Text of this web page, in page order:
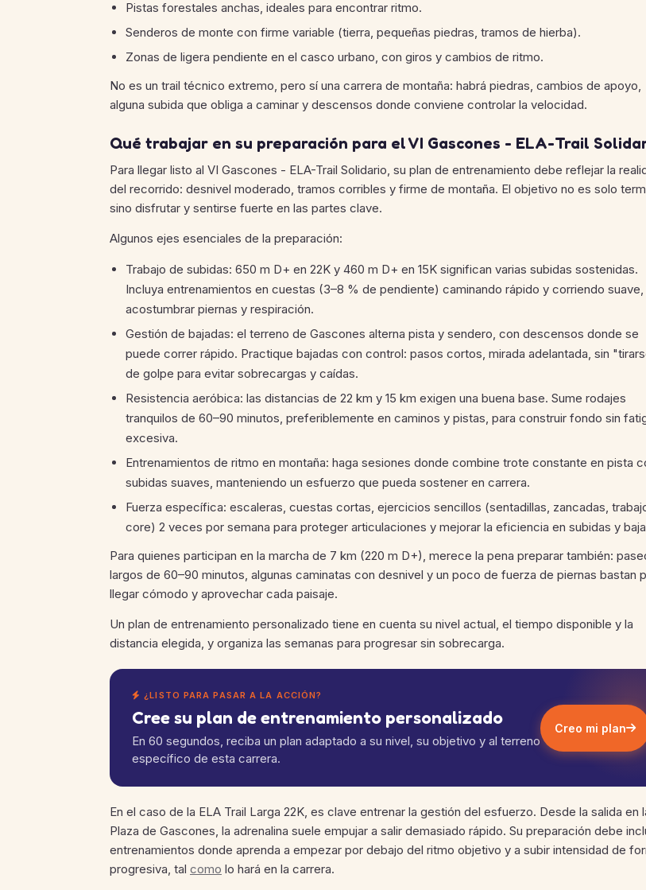
Pistas forestales anchas, ideales para encontrar ritmo.
Senderos de monte con firme variable (tierra, pequeñas piedras, tramos de hierba).
Zonas de ligera pendiente en el casco urbano, con giros y cambios de ritmo.
No es un trail técnico extremo, pero sí una carrera de montaña: habrá piedras, cambios de apoyo,
alguna subida que obliga a caminar y descensos donde conviene controlar la velocidad.
Qué trabajar en su preparación para el VI Gascones - ELA-Trail
Para llegar listo al VI Gascones - ELA-Trail Solidario, su plan de entrenamiento debe reflejar la
del recorrido: desnivel moderado, tramos corribles y firme de montaña. El objetivo no es solo
sino disfrutar y sentirse fuerte en las partes clave.
Algunos ejes esenciales de la preparación:
Trabajo de subidas: 650 m D+ en 22K y 460 m D+ en 15K significan varias subidas sostenidas.
Incluya entrenamientos en cuestas (3–8 % de pendiente) caminando rápido y corriendo suave,
acostumbrar piernas y respiración.
Gestión de bajadas: el terreno de Gascones alterna pista y sendero, con descensos donde se
puede correr rápido. Practique bajadas con control: pasos cortos, mirada adelantada, sin
de golpe para evitar sobrecargas y caídas.
Resistencia aeróbica: las distancias de 22 km y 15 km exigen una buena base. Sume rodajes
tranquilos de 60–90 minutos, preferiblemente en caminos y pistas, para construir fondo sin
excesiva.
Entrenamientos de ritmo en montaña: haga sesiones donde combine trote constante en pista
subidas suaves, manteniendo un esfuerzo que pueda sostener en carrera.
Fuerza específica: escaleras, cuestas cortas, ejercicios sencillos (sentadillas, zancadas,
core) 2 veces por semana para proteger articulaciones y mejorar la eficiencia en subidas y
Para quienes participan en la marcha de 7 km (220 m D+), merece la pena preparar también:
largos de 60–90 minutos, algunas caminatas con desnivel y un poco de fuerza de piernas bastan
llegar cómodo y aprovechar cada paisaje.
Un plan de entrenamiento personalizado tiene en cuenta su nivel actual, el tiempo disponible y la
distancia elegida, y organiza las semanas para progresar sin sobrecarga.
¿LISTO PARA PASAR A LA ACCIÓN?
Cree su plan de entrenamiento personalizado
En 60 segundos, reciba un plan adaptado a su nivel, su objetivo y al terreno
específico de esta carrera.
Creo mi plan
En el caso de la ELA Trail Larga 22K, es clave entrenar la gestión del esfuerzo. Desde la salida en
Plaza de Gascones, la adrenalina suele empujar a salir demasiado rápido. Su preparación debe
entrenamientos donde aprenda a empezar por debajo del ritmo objetivo y a subir intensidad de
progresiva, tal como lo hará en la carrera.